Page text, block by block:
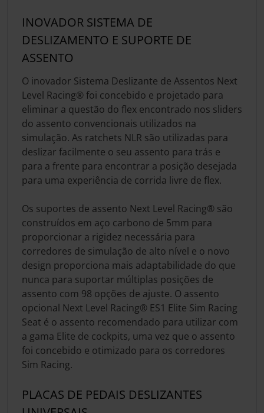
INOVADOR SISTEMA DE
DESLIZAMENTO E SUPORTE DE
ASSENTO
O inovador Sistema Deslizante de Assentos Next
Level Racing® foi concebido e projetado para
eliminar a questão do flex encontrado nos sliders
do assento convencionais utilizados na
simulação. As ratchets NLR são utilizadas para
deslizar facilmente o seu assento para trás e
para a frente para encontrar a posição desejada
para uma experiência de corrida livre de flex.
Os suportes de assento Next Level Racing® são
construídos em aço carbono de 5mm para
proporcionar a rigidez necessária para
corredores de simulação de alto nível e o novo
design proporciona mais adaptabilidade do que
nunca para suportar múltiplas posições de
assento com 98 opções de ajuste. O assento
opcional Next Level Racing® ES1 Elite Sim Racing
Seat é o assento recomendado para utilizar com
a gama Elite de cockpits, uma vez que o assento
foi concebido e otimizado para os corredores
Sim Racing.
PLACAS DE PEDAIS DESLIZANTES